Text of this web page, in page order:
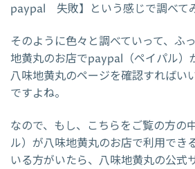
paypal 失敗】という感じで調べて
そのように色々と調べていって、ふ
地黄丸のお店でpaypal（ペイパル）
八味地黄丸のページを確認すればい
ですよね。
なので、もし、こちらをご覧の方の
ル）が八味地黄丸のお店で利用でき
いる方がいたら、八味地黄丸の公式